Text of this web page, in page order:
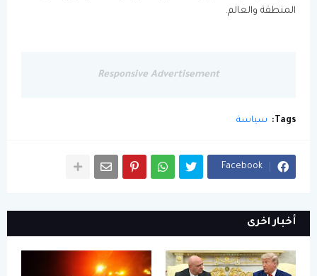
المنطقة والعالم.
Responsive Advertisement
Tags: سياسة
Facebook
أخبار اخرى